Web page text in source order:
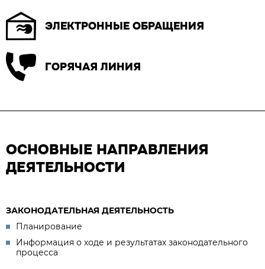
ЭЛЕКТРОННЫЕ ОБРАЩЕНИЯ
ГОРЯЧАЯ ЛИНИЯ
ОСНОВНЫЕ НАПРАВЛЕНИЯ
ДЕЯТЕЛЬНОСТИ
ЗАКОНОДАТЕЛЬНАЯ ДЕЯТЕЛЬНОСТЬ
Планирование
Информация о ходе и результатах законодательного
процесса